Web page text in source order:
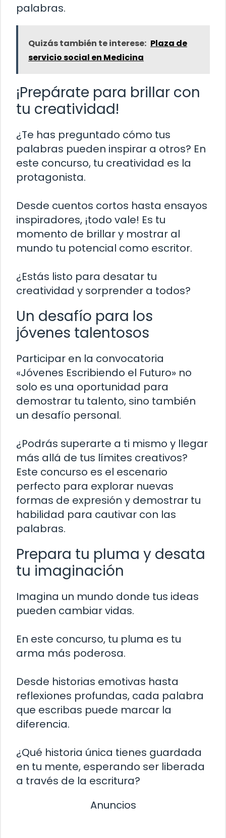
palabras.
Quizás también te interese: Plaza de
servicio social en Medicina
¡Prepárate para brillar con
tu creatividad!
¿Te has preguntado cómo tus
palabras pueden inspirar a otros? En
este concurso, tu creatividad es la
protagonista.
Desde cuentos cortos hasta ensayos
inspiradores, ¡todo vale! Es tu
momento de brillar y mostrar al
mundo tu potencial como escritor.
¿Estás listo para desatar tu
creatividad y sorprender a todos?
Un desafío para los
jóvenes talentosos
Participar en la convocatoria
«Jóvenes Escribiendo el Futuro» no
solo es una oportunidad para
demostrar tu talento, sino también
un desafío personal.
¿Podrás superarte a ti mismo y llegar
más allá de tus límites creativos?
Este concurso es el escenario
perfecto para explorar nuevas
formas de expresión y demostrar tu
habilidad para cautivar con las
palabras.
Prepara tu pluma y desata
tu imaginación
Imagina un mundo donde tus ideas
pueden cambiar vidas.
En este concurso, tu pluma es tu
arma más poderosa.
Desde historias emotivas hasta
reflexiones profundas, cada palabra
que escribas puede marcar la
diferencia.
¿Qué historia única tienes guardada
en tu mente, esperando ser liberada
a través de la escritura?
Anuncios